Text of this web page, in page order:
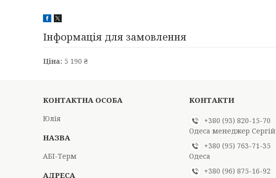
Інформація для замовлення
Ціна: 5 190 ₴
Юлія
АБІ-Терм
+380 (93) 820-15-70
Одеса менеджер Сергій
+380 (95) 763-71-35
Одеса
+380 (96) 875-16-92